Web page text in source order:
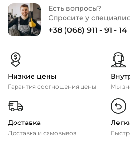
Есть вопросы?
Спросите у
+38 (068) 911 - 91 - 14
Низкие цены
Гарантия соотношения цены Мы
Доставка
Доставка и самовывоз